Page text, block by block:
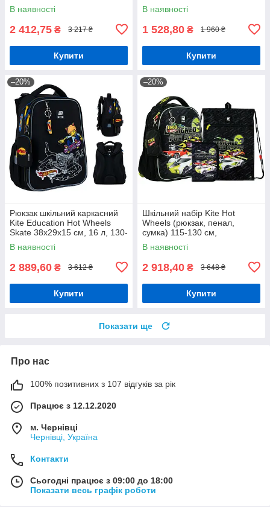
В наявності
2 412,75 ₴ 3 217 ₴
Купити
В наявності
1 528,80 ₴ 1 960 ₴
Купити
–20%
Рюкзак шкільний каркасний
Kite Education Hot Wheels
Skate 38x29x15 см, 16 л, 130-
145 см, чорний
В наявності
2 889,60 ₴ 3 612 ₴
Купити
–20%
Шкільний набір Kite Hot
Wheels (рюкзак, пенал,
сумка) 115-130 см,
SET_HW24-555S
В наявності
2 918,40 ₴ 3 648 ₴
Купити
Показати ще
Про нас
100% позитивних з 107 відгуків за рік
Працює з 12.12.2020
м. Чернівці
Чернівці, Україна
Контакти
Сьогодні працює з 09:00 до 18:00
Показати весь графік роботи